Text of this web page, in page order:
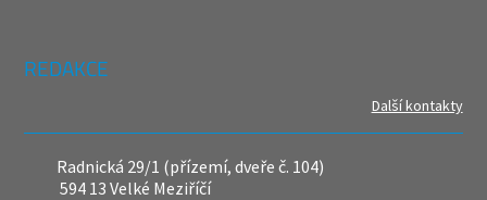
REDAKCE
Další kontakty
Radnická 29/1 (přízemí, dveře č. 104)
594 13 Velké Meziříčí